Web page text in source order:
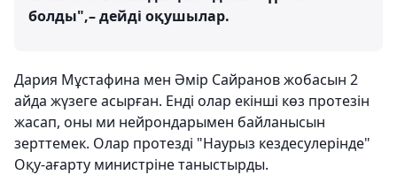
болды",– дейді оқушылар.
Дария Мұстафина мен Әмір Сайранов жобаcын 2
айда жүзеге асырған. Енді олар екінші көз протезін
жасап, оны ми нейрондарымен байланысын
зерттемек. Олар протезді "Наурыз кездесулерінде"
Оқу-ағарту министріне таныстырды.